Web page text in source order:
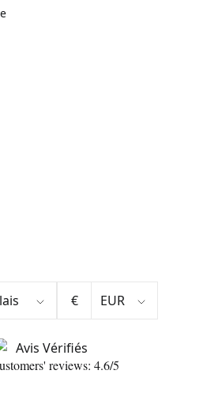
€
reviews: 4.6/5